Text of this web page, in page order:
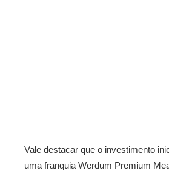
Vale destacar que o investimento
uma franquia Werdum Premium